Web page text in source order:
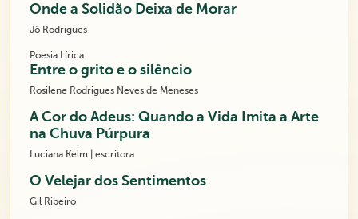
Onde a Solidão Deixa de Morar
Jô Rodrigues
Poesia Lírica
Entre o grito e o silêncio
Rosilene Rodrigues Neves de Meneses
A Cor do Adeus: Quando a Vida Imita a Arte
na Chuva Púrpura
Luciana Kelm | escritora
O Velejar dos Sentimentos
Gil Ribeiro